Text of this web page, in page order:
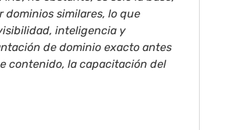
dominios similares, lo que
inteligencia y
de dominio exacto antes
contenido, la capacitación del